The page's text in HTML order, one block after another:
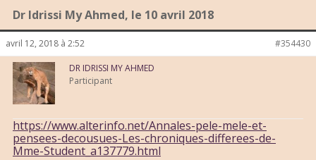
Dr Idrissi My Ahmed, le 10 avril 2018
avril 12, 2018 à 2:52 #354430
DR IDRISSI MY AHMED
Participant
https://www.alterinfo.net/Annales-pele-mele-et-
pensees-decousues-Les-chroniques-differees-de-
Mme-Student_a137779.html